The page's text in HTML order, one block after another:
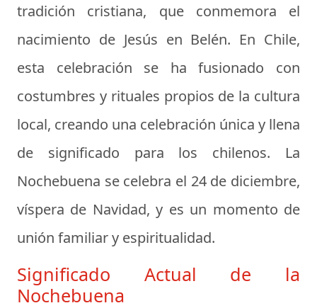
tradición cristiana, que conmemora el
nacimiento de Jesús en Belén. En Chile,
esta celebración se ha fusionado con
costumbres y rituales propios de la cultura
local, creando una celebración única y llena
de significado para los chilenos. La
Nochebuena se celebra el 24 de diciembre,
víspera de Navidad, y es un momento de
unión familiar y espiritualidad.
Significado Actual de la
Nochebuena